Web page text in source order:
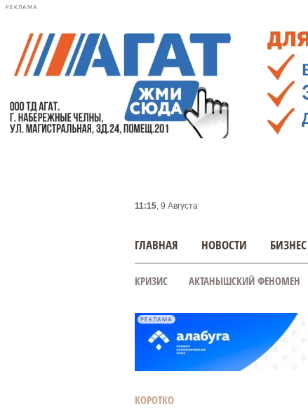
РЕКЛАМА
11:15, 9 Августа
ГЛАВНАЯ НОВОСТИ БИЗНЕС
КРИЗИС АКТАНЫШСКИЙ ФЕНОМЕН
РЕКЛАМА
КОРОТКО